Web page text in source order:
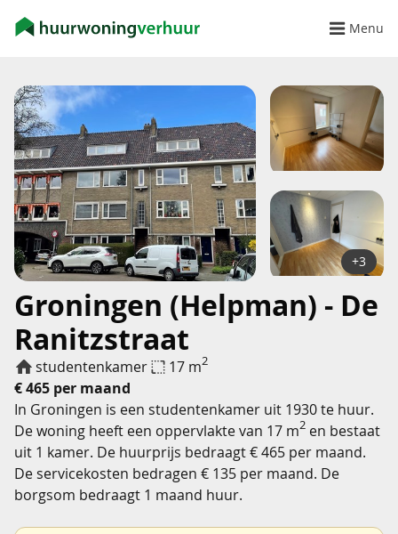
Menu
Groningen (Helpman) - De
Ranitzstraat
studentenkamer 17 m2
€ 465 per maand
+3
In Groningen is een studentenkamer uit 1930 te huur.
De woning heeft een oppervlakte van 17 m2 en bestaat
uit 1 kamer. De huurprijs bedraagt € 465 per maand.
De servicekosten bedragen € 135 per maand. De
borgsom bedraagt 1 maand huur.